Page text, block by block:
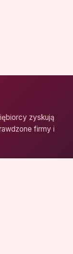
zyskują
firmy i